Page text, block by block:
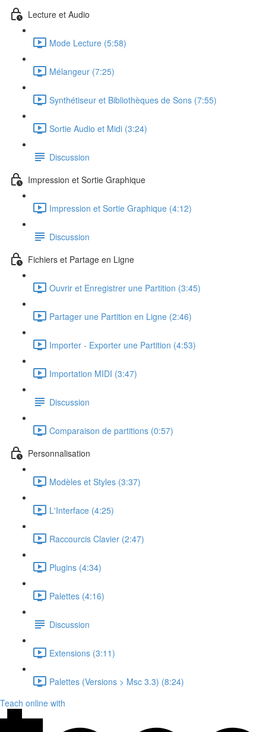
Lecture et Audio
Mode Lecture (5:58)
Mélangeur (7:25)
Synthétiseur et Bibliothèques de Sons (7:55)
Sortie Audio et Midi (3:24)
Discussion
Impression et Sortie Graphique
Impression et Sortie Graphique (4:12)
Discussion
Fichiers et Partage en Ligne
Ouvrir et Enregistrer une Partition (3:45)
Partager une Partition en Ligne (2:46)
Importer - Exporter une Partition (4:53)
Importation MIDI (3:47)
Discussion
Comparaison de partitions (0:57)
Personnalisation
Modèles et Styles (3:37)
L'Interface (4:25)
Raccourcis Clavier (2:47)
Plugins (4:34)
Palettes (4:16)
Discussion
Extensions (3:11)
Palettes (Versions > Msc 3.3) (8:24)
Teach online with